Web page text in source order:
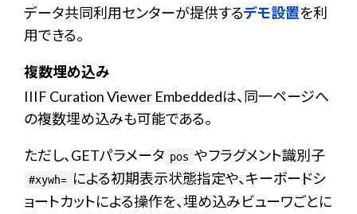
データ共同利用センターが提供するデモ設置を利
用できる。
複数埋め込み
IIIF Curation Viewer Embeddedは、同一ページへ
の複数埋め込みも可能である。
ただし、GETパラメータ pos やフラグメント識別子
#xywh= による初期表示状態指定や、キーボードシ
ョートカットによる操作を、埋め込みビューワごとに